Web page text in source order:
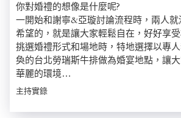
你對婚禮的想像是什麼呢?
一開始和謝寧&亞璇討論流程時，兩人
希望的，就是讓大家輕鬆自在，好好享
挑選婚禮形式和場地時，特地選擇以專
奐的台北勞瑞斯牛排做為婚宴地點，讓
華麗的環境…
主持實錄